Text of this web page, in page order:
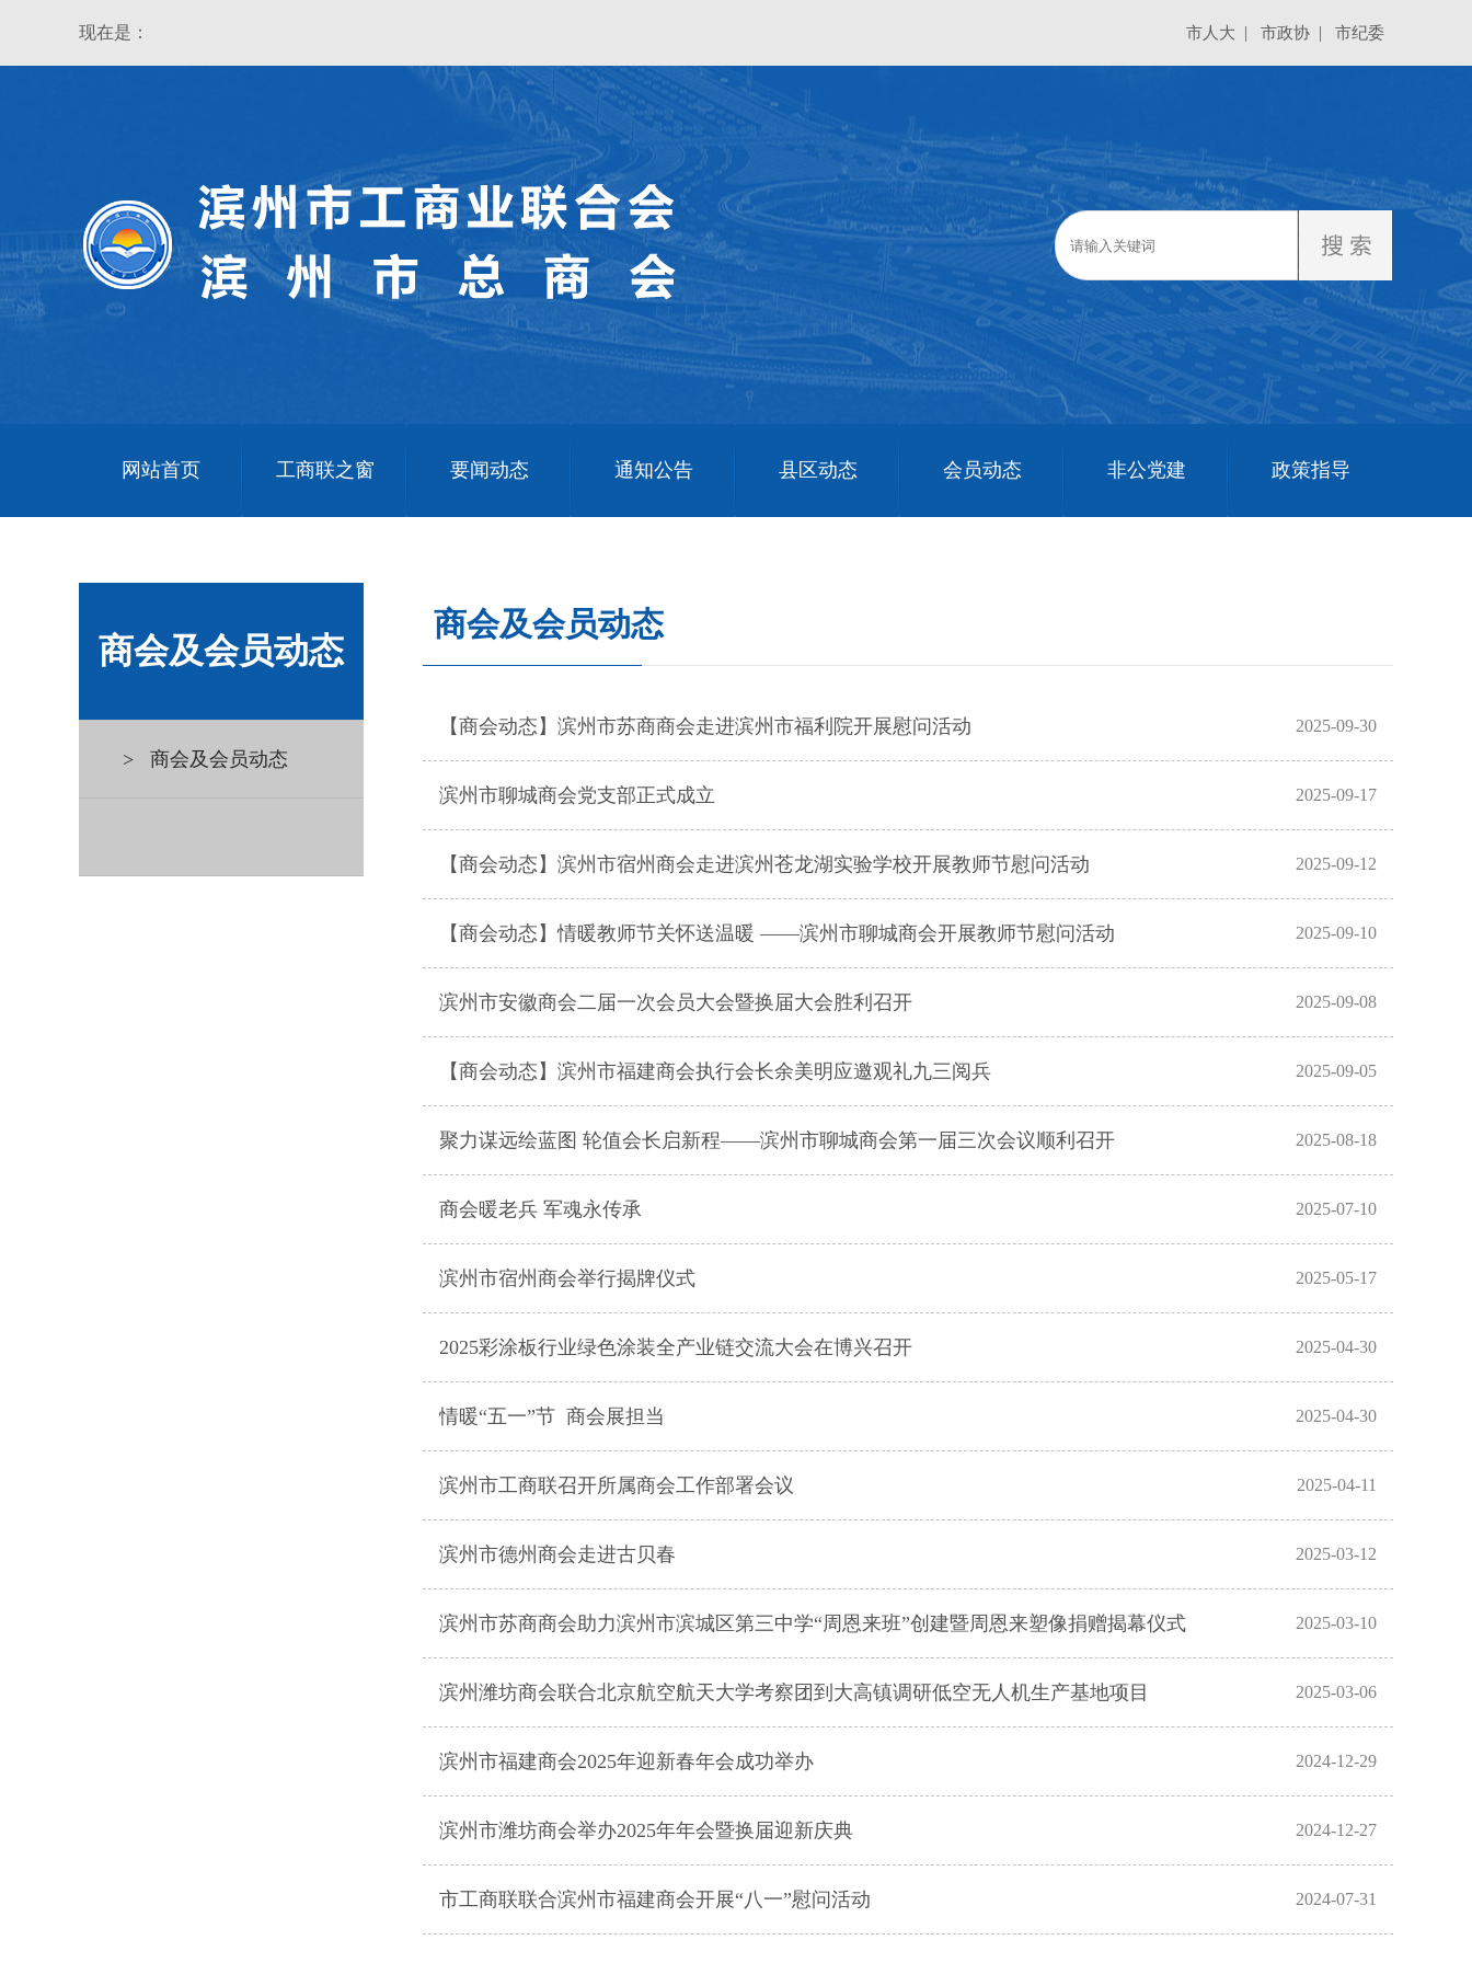
现在是： 市人大 | 市政协 | 市纪委
网站首页 工商联之窗 要闻动态 通知公告 县区动态 会员动态 非公党建 政策指导
商会及会员动态
> 商会及会员动态
商会及会员动态
【商会动态】滨州市苏商商会走进滨州市福利院开展慰问活动 2025-09-30
滨州市聊城商会党支部正式成立 2025-09-17
【商会动态】滨州市宿州商会走进滨州苍龙湖实验学校开展教师节慰问活动 2025-09-12
【商会动态】情暖教师节关怀送温暖 ——滨州市聊城商会开展教师节慰问活动 2025-09-10
滨州市安徽商会二届一次会员大会暨换届大会胜利召开 2025-09-08
【商会动态】滨州市福建商会执行会长余美明应邀观礼九三阅兵 2025-09-05
聚力谋远绘蓝图 轮值会长启新程——滨州市聊城商会第一届三次会议顺利召开​​​​​​​ 2025-08-18
商会暖老兵 军魂永传承 2025-07-10
滨州市宿州商会举行揭牌仪式 2025-05-17
2025彩涂板行业绿色涂装全产业链交流大会在博兴召开 2025-04-30
情暖“五一”节 商会展担当 2025-04-30
滨州市工商联召开所属商会工作部署会议 2025-04-11
滨州市德州商会走进古贝春 2025-03-12
滨州市苏商商会助力滨州市滨城区第三中学“周恩来班”创建暨周恩来塑像捐赠揭幕仪式 2025-03-10
滨州潍坊商会联合北京航空航天大学考察团到大高镇调研低空无人机生产基地项目 2025-03-06
滨州市福建商会2025年迎新春年会成功举办 2024-12-29
滨州市潍坊商会举办2025年年会暨换届迎新庆典 2024-12-27
市工商联联合滨州市福建商会开展“八一”慰问活动 2024-07-31